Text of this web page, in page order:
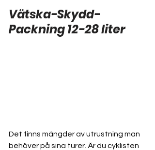
Vätska-Skydd-
Packning 12-28 liter
Det finns mängder av utrustning man
behöver på sina turer. Är du cyklisten